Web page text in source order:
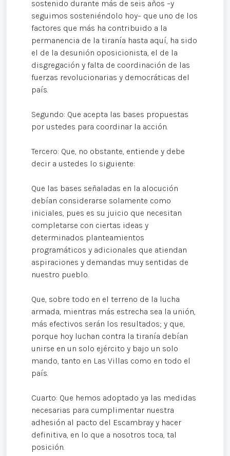
sostenido durante más de seis años –y
seguimos sosteniéndolo hoy– que uno de los
factores que más ha contribuido a la
permanencia de la tiranía hasta aquí, ha sido
el de la desunión oposicionista, el de la
disgregación y falta de coordinación de las
fuerzas revolucionarias y democráticas del
país.
Segundo: Que acepta las bases propuestas
por ustedes para coordinar la acción.
Tercero: Que, no obstante, entiende y debe
decir a ustedes lo siguiente:
Que las bases señaladas en la alocución
debían considerarse solamente como
iniciales, pues es su juicio que necesitan
completarse con ciertas ideas y
determinados planteamientos
programáticos y adicionales que atiendan
aspiraciones y demandas muy sentidas de
nuestro pueblo.
Que, sobre todo en el terreno de la lucha
armada, mientras más estrecha sea la unión,
más efectivos serán los resultados; y que,
porque hoy luchan contra la tiranía debían
unirse en un solo ejército y bajo un solo
mando, tanto en Las Villas como en todo el
país.
Cuarto: Que hemos adoptado ya las medidas
necesarias para cumplimentar nuestra
adhesión al pacto del Escambray y hacer
definitiva, en lo que a nosotros toca, tal
posición.